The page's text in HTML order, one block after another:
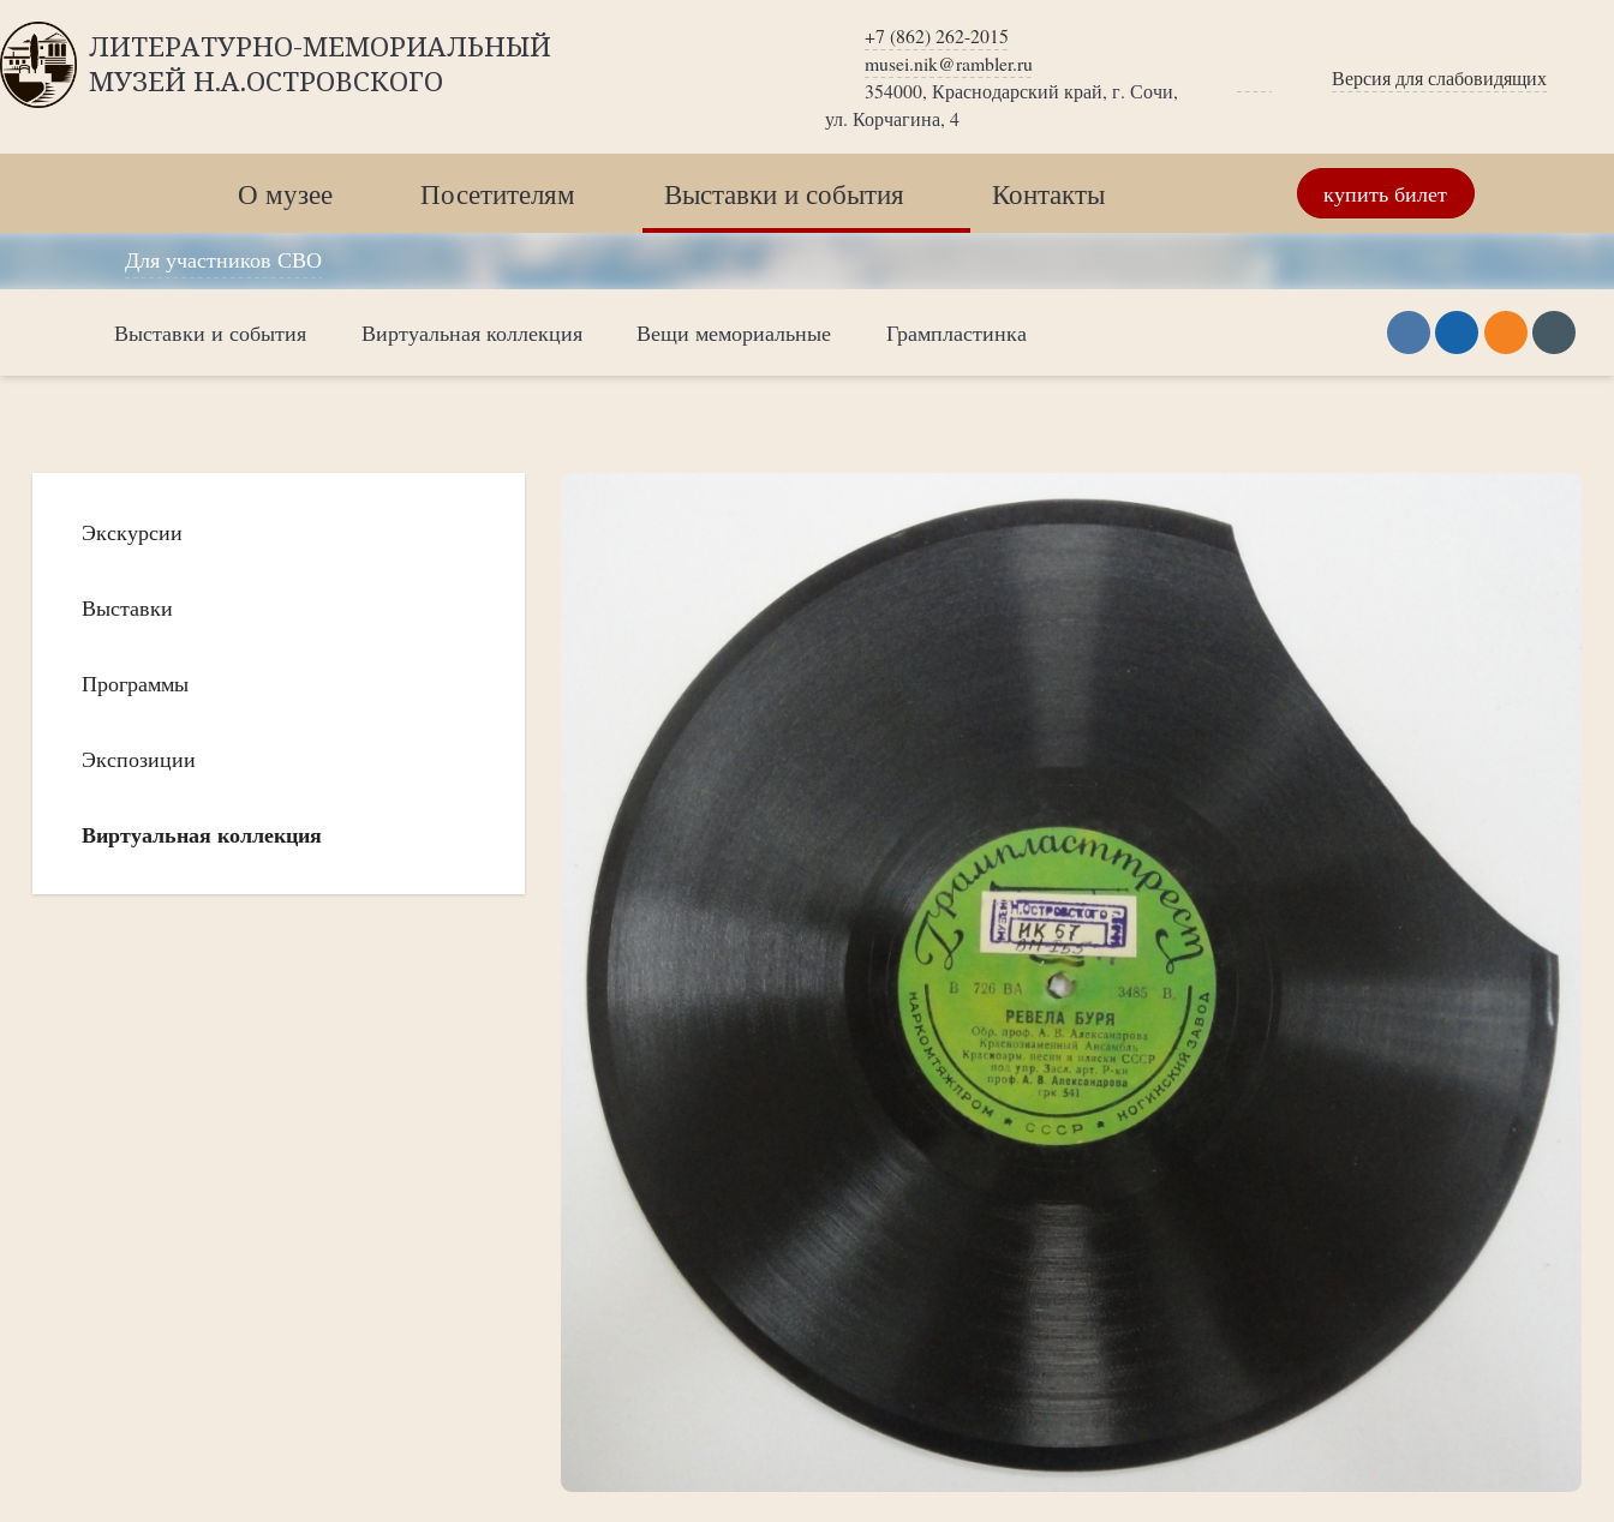
ЛИТЕРАТУРНО-МЕМОРИАЛЬНЫЙ
МУЗЕЙ Н.А.ОСТРОВСКОГО
+7 (862) 262-2015
musei.nik@rambler.ru
354000, Краснодарский край, г. Сочи,
ул. Корчагина, 4
Версия для слабовидящих
О музее Посетителям Выставки и события Контакты купить билет
Для участников СВО
Выставки и события Виртуальная коллекция Вещи мемориальные Грампластинка
Экскурсии
Выставки
Программы
Экспозиции
Виртуальная коллекция